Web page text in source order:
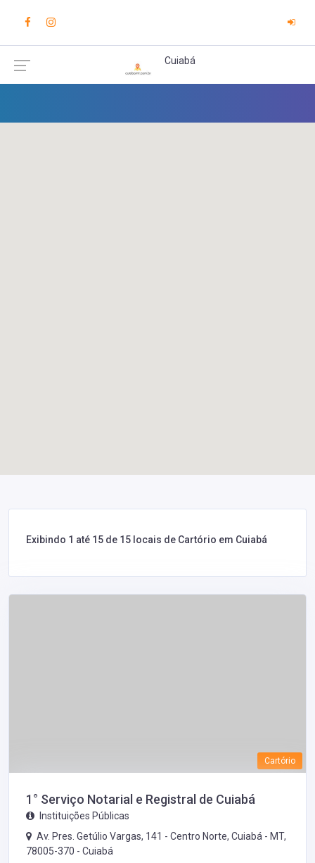
Cuiabá
Exibindo 1 até 15 de 15 locais de Cartório em Cuiabá
Cartório
1° Serviço Notarial e Registral de Cuiabá
Instituições Públicas
Av. Pres. Getúlio Vargas, 141 - Centro Norte, Cuiabá - MT,
78005-370 - Cuiabá